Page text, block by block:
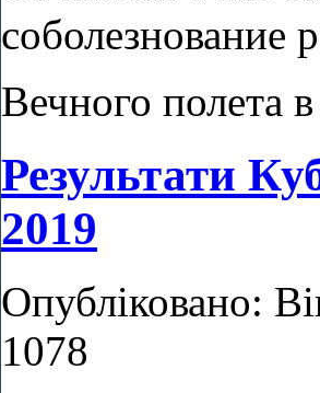
Вечного полета
Результати
2019
Опубліковано:
1078